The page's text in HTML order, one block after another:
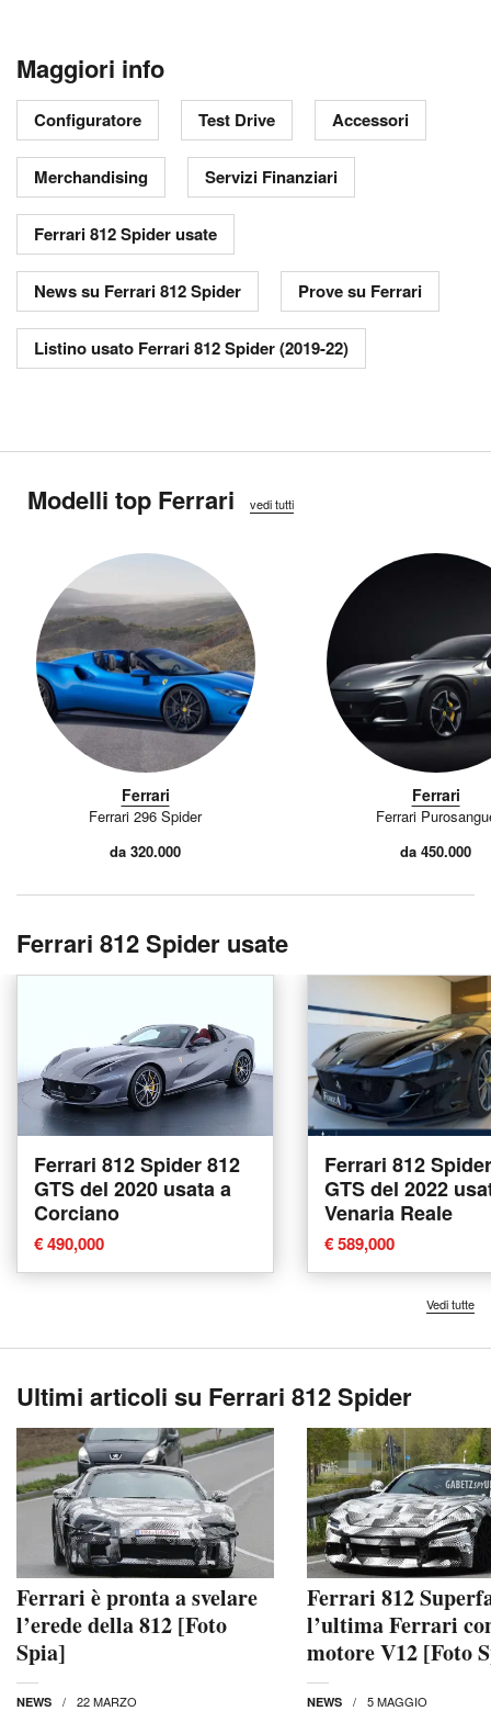
Maggiori info
Configuratore Test Drive Accessori
Merchandising Servizi Finanziari
Ferrari 812 Spider usate
News su Ferrari 812 Spider Prove su Ferrari
Listino usato Ferrari 812 Spider (2019-22)
Modelli top Ferrari vedi tutti
Ferrari
Ferrari 296 Spider
da 320.000
Ferrari
Ferrari
da 450.000
Ferrari 812 Spider usate
Ferrari 812 Spider 812
GTS del 2020 usata a
Corciano
€ 490,000
Ferrari 812
GTS del 2022
Venaria Reale
€ 589,000
Vedi tutte
Ultimi articoli su Ferrari 812 Spider
Ferrari è pronta a svelare
l’erede della 812 [Foto
Spia]
NEWS 22 MARZO
Ferrari 812
l’ultima Ferrari
motore V12 [Foto
NEWS 5 MAGGIO